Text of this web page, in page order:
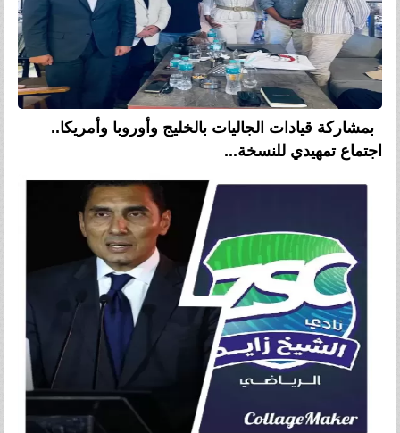
بمشاركة قيادات الجاليات بالخليج وأوروبا وأمريكا..
اجتماع تمهيدي للنسخة...